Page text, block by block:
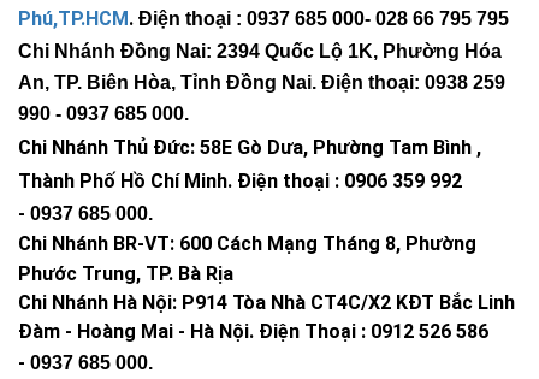
Phú,TP.HCM . Điện thoại : 0937 685 000- 028 66 795 795
Chi Nhánh Đồng Nai: 2394 Quốc Lộ 1K, Phường Hóa
An, TP. Biên Hòa, Tỉnh Đồng Nai. Điện thoại: 0938 259
990 - 0937 685 000.
Chi Nhánh Thủ Đức: 58E Gò Dưa, Phường Tam Bình ,
Thành Phố Hồ Chí Minh. Điện thoại : 0906 359 992
- 0937 685 000.
Chi Nhánh BR-VT: 600 Cách Mạng Tháng 8, Phường
Phước Trung, TP. Bà Rịa
Chi Nhánh Hà Nội: P914 Tòa Nhà CT4C/X2 KĐT Bắc Linh
Đàm - Hoàng Mai - Hà Nội. Điện Thoại : 0912 526 586
- 0937 685 000.